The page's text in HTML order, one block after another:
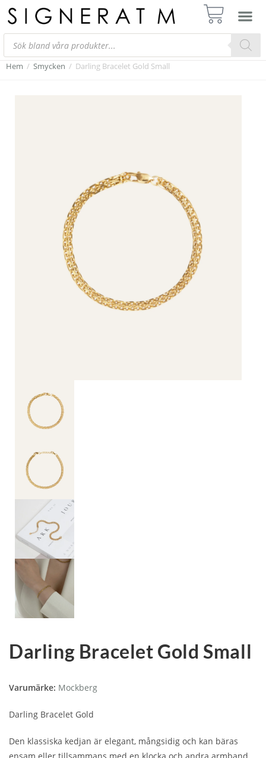
Hem / Smycken / Darling Bracelet Gold Small
Darling Bracelet Gold Small
Varumärke: Mockberg
Darling Bracelet Gold
Den klassiska kedjan är elegant, mångsidig och kan bäras